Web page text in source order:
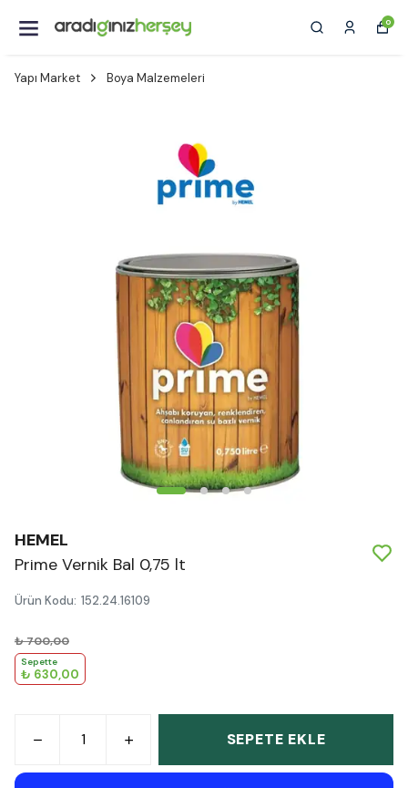
0
Yapı Market Boya Malzemeleri
HEMEL
Prime Vernik Bal 0,75 lt
Ürün Kodu: 152.24.16109
₺ 700,00
Sepette
₺ 630,00
SEPETE EKLE